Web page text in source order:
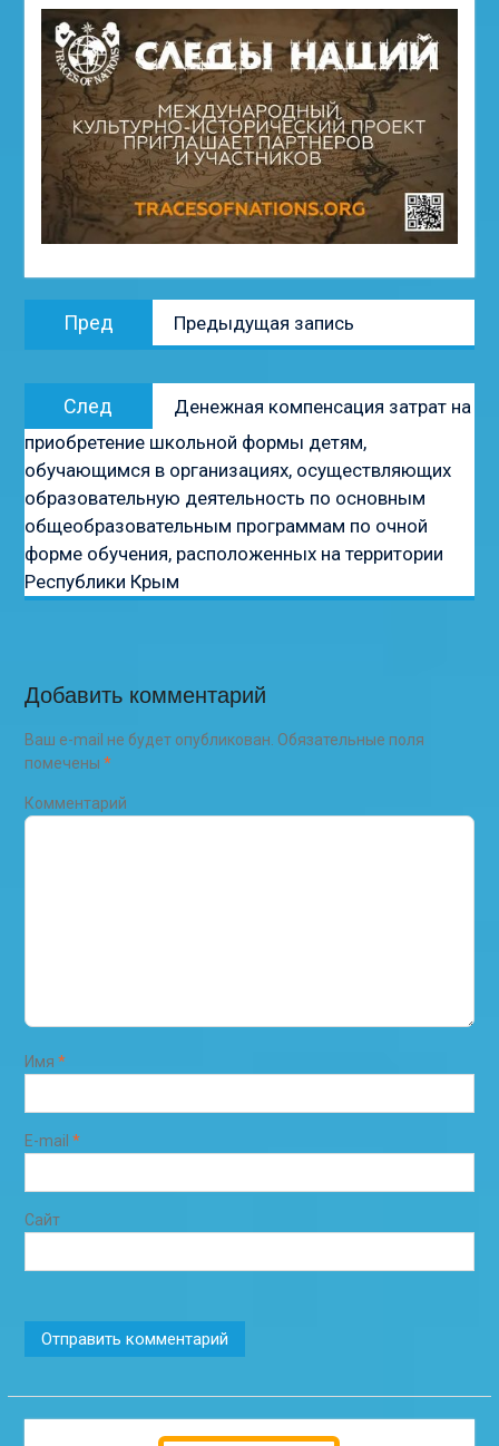
Навигация
Пред
Предыдущая
запись:
Предыдущая запись
След
Следующая
запись:
Денежная компенсация затрат на
приобретение школьной формы детям,
обучающимся в организациях, осуществляющих
образовательную деятельность по основным
общеобразовательным программам по очной
форме обучения, расположенных на территории
Республики Крым
Добавить комментарий
Ваш e-mail не будет опубликован. Обязательные поля
помечены *
Комментарий
Имя *
E-mail *
Сайт